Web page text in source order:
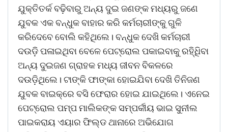
ଯୁକ୍ତିତର୍କ ବଢ଼ିବାରୁ ଅନ୍ୟ ଦୁଇ ଜଣଙ୍କ ମଧ୍ୟରୁ ଜଣେ
ଯୁବକ ଏକ ବନ୍ଧୁକ ବାହାର କରି କର୍ମଚାରୀଙ୍କୁ ଗୁଳି
କରିଦେବେ ବୋଲି କହିଥିଲେ। ବନ୍ଧୁକ ଦେଖି କର୍ମଚାରୀ
ଦଉଡ଼ି ପଳାଇଥିବା ବେଳେ ପେଟ୍ରୋଲ ପକାଇବାକୁ ରହି୍ଧିିବା
ଅନ୍ୟ ଦୁଇଜଣ ଗ୍ରାହକ ମଧ୍ୟ ଜୀବନ ବିକଳରେ
ଦଉଡ଼ିଥିଲେ। ଟାଙ୍କି ଫାଙ୍କା ହୋଇଯିବା ଦେଖି ତିନିଜଣ
ଯୁବକ ବାଇକ୍‌ରେ ବସି ଫେରାର ହୋଇ ଯାଇଥିଲେ। ଏନେଇ
ପେଟ୍ରୋଲ ପମ୍ପ ମାଲିକଙ୍କ ସମ୍ପର୍କୀୟ ଭାଇ ସୁନୀଲ
ପାଇକରାୟ ଏୟାର ଫିଲ୍ଡ ଥାନାରେ ଅଭିଯୋଗ